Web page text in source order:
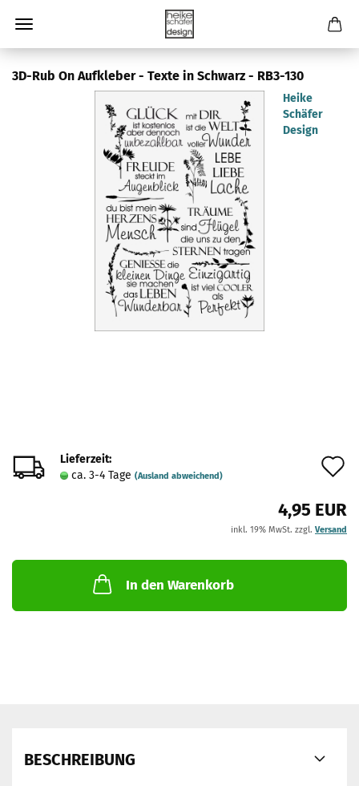
3D-Rub On Aufkleber - Texte in Schwarz - RB3-130
Heike
Schäfer
Design
Lieferzeit:
ca. 3-4 Tage (Ausland abweichend)
4,95 EUR
inkl. 19% MwSt. zzgl. Versand
In den Warenkorb
BESCHREIBUNG